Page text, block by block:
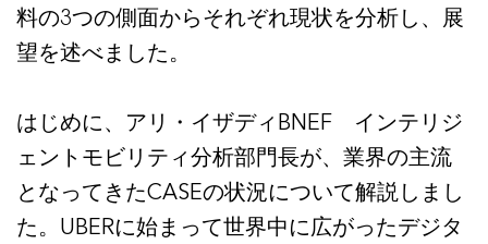
料の3つの側面からそれぞれ現状を分析し、展
望を述べました。
はじめに、アリ・イザディBNEF インテリジ
ェントモビリティ分析部門長が、業界の主流
となってきたCASEの状況について解説しまし
た。UBERに始まって世界中に広がったデジタ